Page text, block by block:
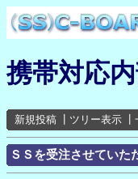
携帯対応
新規投稿 ツリー表示
ＳＳを受注させていた